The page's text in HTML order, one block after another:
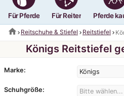
Für Pferde Für Reiter Pferde
home Reitschuhe & Stiefel Reitstiefel
Königs Reitstiefel
Marke: Königs
Schuhgröße: Bitte wählen...